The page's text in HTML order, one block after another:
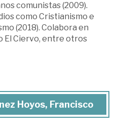
comunistas (2009).
como Cristianismo e
(2018). Colabora en
El Ciervo, entre otros
Hoyos, Francisco